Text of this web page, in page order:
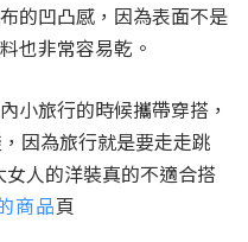
的凹凸感，因為表面不是
也非常容易乾。
小旅行的時候攜帶穿搭，
因為旅行就是要走走跳
人的洋裝真的不適合搭
商品頁